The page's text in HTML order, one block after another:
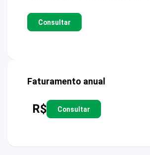
Consultar
Faturamento anual
R$ Consultar